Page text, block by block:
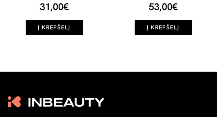
31,00€
Į KREPŠELĮ
53,00€
Į KREPŠELĮ